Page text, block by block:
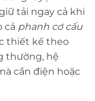
tải ngay cả khi
cả phanh cơ cấu
thiết kế theo
thường, hệ
cần điện hoặc